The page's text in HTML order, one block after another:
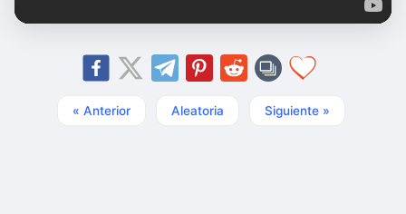
« Anterior Aleatoria Siguiente »